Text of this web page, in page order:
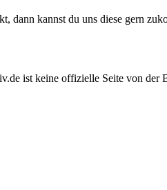
dann kannst du uns diese gern
ist keine offizielle Seite von der